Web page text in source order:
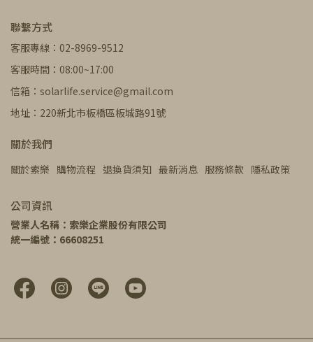
聯繫方式
客服專線：02-8969-9512
客服時間：08:00~17:00
信箱：solarlife.service@gmail.com
地址：220新北市板橋區板城路91號
關於我們
關於索樂 購物流程 退換貨須知 最新消息 服務條款 隱私政策
公司資訊
營業人名稱：索樂企業股份有限公司
統一編號：66608251